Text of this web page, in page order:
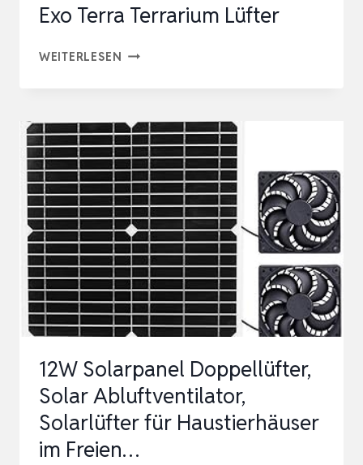
Exo Terra Terrarium Lüfter
WEITERLESEN EXO
LÜFTER
12W Solarpanel Doppellüfter,
Solar Abluftventilator,
Solarlüfter für Haustierhäuser
im Freien…